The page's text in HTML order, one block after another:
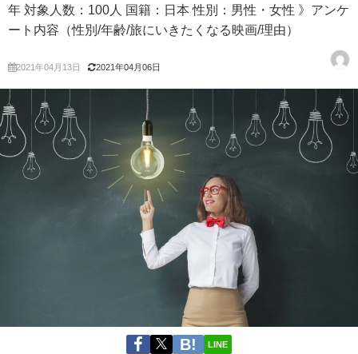
年 対象人数：100人 国籍：日本 性別：男性・女性 》アンケ
ート内容（性別/年齢/旅にいきたくなる映画/理由）
2021年04月13日 2021年04月06日
LINE